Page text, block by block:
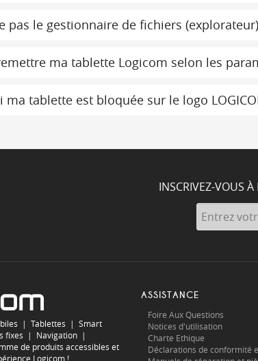
pas le gestionnaire de fichiers
ma tablette Logicom selon les
ma tablette est bloquée sur le logo
INSCRIVEZ-VOUS
| Tablettes | Smart
fixes | Navigation |
de produits accessibles et
Logicom !
ASSISTANCE
Foire Aux Questions
Notices d'utilisation
Charte Ethique
Déclarations de conformité